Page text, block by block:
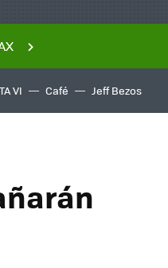
VI Café Jeff Bezos